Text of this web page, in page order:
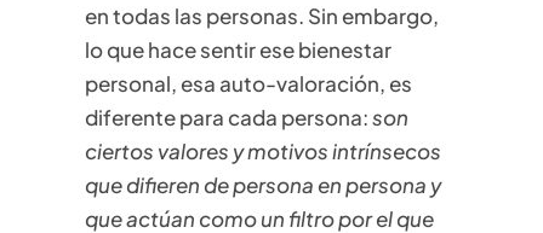
en todas las personas. Sin embargo,
lo que hace sentir ese bienestar
personal, esa auto-valoración, es
diferente para cada persona:son
ciertos valores y motivos intrínsecos
que difieren de persona en persona y
que actúan como un filtro por el que